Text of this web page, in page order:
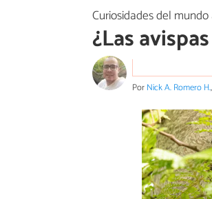
Curiosidades del
¿Las
PorNick A. Romero H.